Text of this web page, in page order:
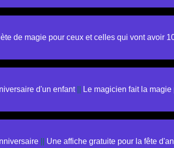
de magie pour ceux et celles qui vont avoir
d'un enfant|| Le magicien fait la
Une affiche gratuite pour la fête